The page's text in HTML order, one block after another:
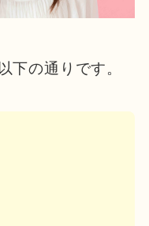
下の通りです。